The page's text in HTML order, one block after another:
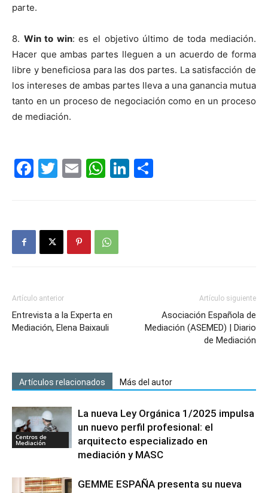
parte.
8. Win to win: es el objetivo último de toda mediación.
Hacer que ambas partes lleguen a un acuerdo de forma
libre y beneficiosa para las dos partes. La satisfacción de
los intereses de ambas partes lleva a una ganancia mutua
tanto en un proceso de negociación como en un proceso
de mediación.
Facebook
Twitter
EmailWhatsApp
LinkedIn
Artículo anterior
Entrevista a la Experta en
Mediación, Elena Baixauli
Artículo siguiente
Asociación Española de
Mediación (ASEMED) | Diario
de Mediación
Artículos relacionados Más del autor
Centros de
Mediación
La nueva Ley Orgánica 1/2025 impulsa
un nuevo perfil profesional: el
arquitecto especializado en
mediación y MASC
GEMME ESPAÑA presenta su nueva